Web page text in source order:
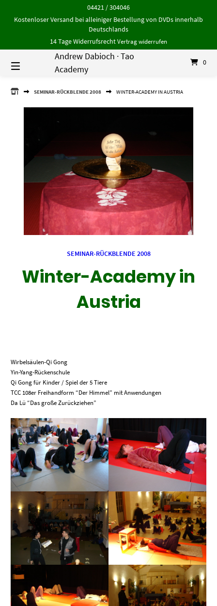
Inhalt
04421 / 304046
Kostenloser Versand bei alleiniger Bestellung von DVDs innerhalb
Deutschlands
14 Tage WiderrufsrechtVertrag widerrufen
Andrew Dabioch · Tao
Academy
0
ANDREWSEMINAR-RÜCKBLENDE 2008 WINTER-ACADEMY IN AUSTRIA
SEMINAR-RÜCKBLENDE 2008
Winter-Academy in
Austria
Wirbelsäulen-Qi Gong
Yin-Yang-Rückenschule
Qi Gong für Kinder / Spiel der 5 Tiere
TCC 108er Freihandform “Der Himmel” mit Anwendungen
Da Lü “Das große Zurückziehen”